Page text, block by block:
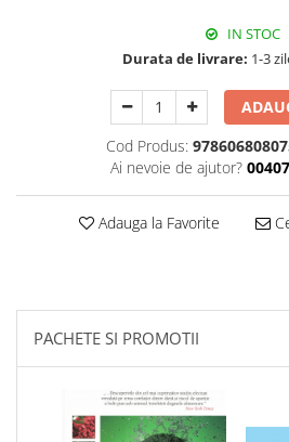
IN STOC
Durata de livrare: 1-3
Cod Produs:
Ai nevoie de ajutor?
Adauga la Favorite
PACHETE SI PROMOTII